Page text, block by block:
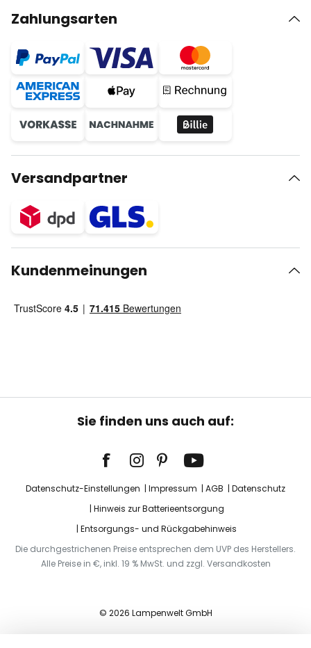
Zahlungsarten
Versandpartner
Kundenmeinungen
Sie finden uns auch auf:
Datenschutz-Einstellungen Impressum AGB
Datenschutz
Hinweis zur Batterieentsorgung
Entsorgungs- und Rückgabehinweis
Die durchgestrichenen Preise entsprechen dem UVP des Herstellers.
Alle Preise in €, inkl. 19 % MwSt. und zzgl. Versandkosten
© 2026 Lampenwelt GmbH